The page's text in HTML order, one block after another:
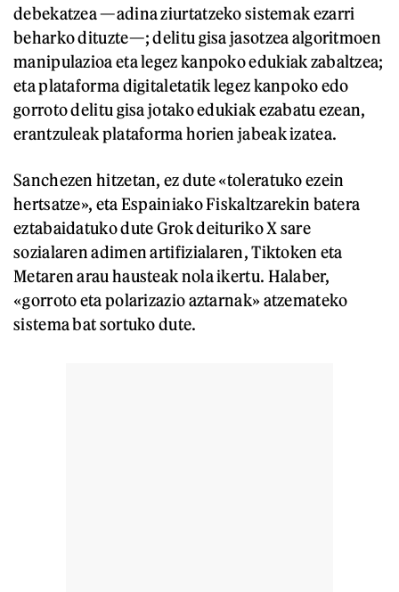
debekatzea —adina ziurtatzeko sistemak ezarri
beharko dituzte—; delitu gisa jasotzea algoritmoen
manipulazioa eta legez kanpoko edukiak zabaltzea;
eta plataforma digitaletatik legez kanpoko edo
gorroto delitu gisa jotako edukiak ezabatu ezean,
erantzuleak plataforma horien jabeak izatea.
Sanchezen hitzetan, ez dute «toleratuko ezein
hertsatze», eta Espainiako Fiskaltzarekin batera
eztabaidatuko dute Grok deituriko X sare
sozialaren adimen artifizialaren, Tiktoken eta
Metaren arau hausteak nola ikertu. Halaber,
«gorroto eta polarizazio aztarnak» atzemateko
sistema bat sortuko dute.